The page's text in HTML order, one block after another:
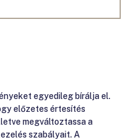
egyedileg bírálja el.
előzetes értesítés
megváltoztassa a
szabályait. A